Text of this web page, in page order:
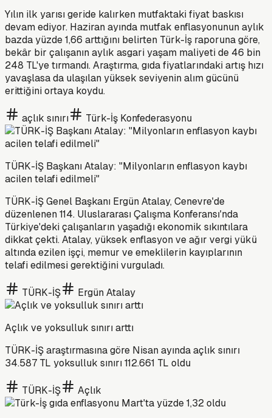
Yılın ilk yarısı geride kalırken mutfaktaki fiyat baskısı
devam ediyor. Haziran ayında mutfak enflasyonunun aylık
bazda yüzde 1,66 arttığını belirten Türk-İş raporuna göre,
bekâr bir çalışanın aylık asgari yaşam maliyeti de 46 bin
248 TL'ye tırmandı. Araştırma, gıda fiyatlarındaki artış hızı
yavaşlasa da ulaşılan yüksek seviyenin alım gücünü
erittiğini ortaya koydu.
açlık sınırı Türk-İş Konfederasyonu
TÜRK-İŞ Başkanı Atalay: "Milyonların enflasyon kaybı
acilen telafi edilmeli"
TÜRK-İŞ Genel Başkanı Ergün Atalay, Cenevre'de
düzenlenen 114. Uluslararası Çalışma Konferansı'nda
Türkiye'deki çalışanların yaşadığı ekonomik sıkıntılara
dikkat çekti. Atalay, yüksek enflasyon ve ağır vergi yükü
altında ezilen işçi, memur ve emeklilerin kayıplarının
telafi edilmesi gerektiğini vurguladı.
TÜRK-İŞ Ergün Atalay
Açlık ve yoksulluk sınırı arttı
TÜRK-İŞ araştırmasına göre Nisan ayında açlık sınırı
34.587 TL yoksulluk sınırı 112.661 TL oldu
TÜRK-İŞ Açlık